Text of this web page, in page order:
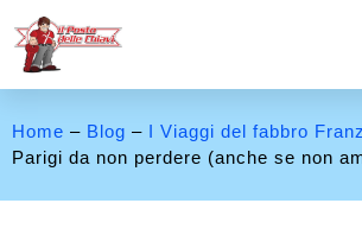
Home – Blog – I Viaggi del fabbro Franz
Parigi da non perdere (anche se non